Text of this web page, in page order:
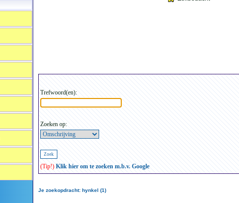
Trefwoord(en):
Zoeken op:
(Tip!) Klik hier om te zoeken m.b.v. Google
Je zoekopdracht: hynkel (1)